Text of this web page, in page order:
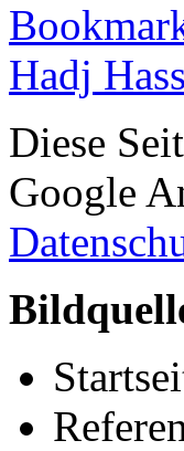
Hadj
Diese
Google